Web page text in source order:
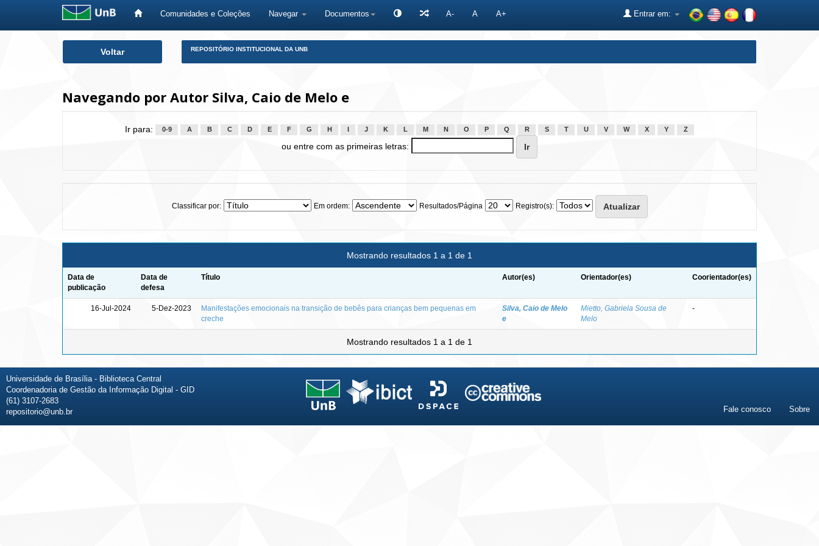
Comunidades e Coleções Navegar Documentos A- A A+ Entrar em:
Voltar REPOSITÓRIO INSTITUCIONAL DA UNB
Navegando por Autor Silva, Caio de Melo e
Ir para: 0-9 A B C D E F G H J K L M N O P Q R S T U V W X Y Z
ou entre com as primeiras letras:
Classificar por: Em ordem: Resultados/Página Registro(s):
Mostrando resultados 1 a 1 de 1
Data de
publicação
Data de
defesa
Título Autor(es) Orientador(es) Coorientador(es)
16-Jul-2024 5-Dez-2023
Manifestações emocionais na transição de bebês para crianças bem pequenas em
creche
Silva, Caio de Melo
e
Mietto, Gabriela Sousa de
Melo
-
Mostrando resultados 1 a 1 de 1
Universidade de Brasília - Biblioteca Central
Coordenadoria de Gestão da Informação Digital - GID
(61) 3107-2683
repositorio@unb.br
Fale conosco Sobre